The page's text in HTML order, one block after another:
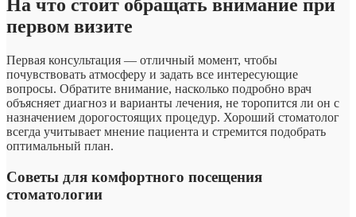
На что стоит обращать внимание при
первом визите
Первая консультация — отличный момент, чтобы
почувствовать атмосферу и задать все интересующие
вопросы. Обратите внимание, насколько подробно врач
объясняет диагноз и варианты лечения, не торопится ли он с
назначением дорогостоящих процедур. Хороший стоматолог
всегда учитывает мнение пациента и стремится подобрать
оптимальный план.
Советы для комфортного посещения
стоматологии